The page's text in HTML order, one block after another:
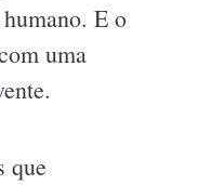
E o
uma
que